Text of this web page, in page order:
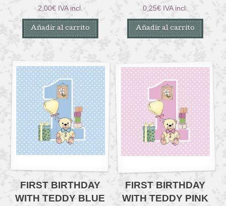
2,00€ IVA incl.
Añadir al carrito
0,25€ IVA incl.
Añadir al carrito
FIRST BIRTHDAY
WITH TEDDY BLUE
FIRST BIRTHDAY
WITH TEDDY PINK